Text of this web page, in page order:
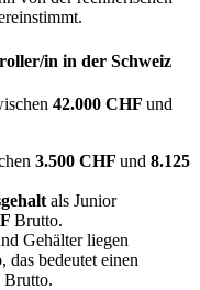
in in der Schweiz
42.000 CHF und
3.500 CHF und 8.125
als Junior
Brutto.
Gehälter liegen
das bedeutet einen
Brutto.